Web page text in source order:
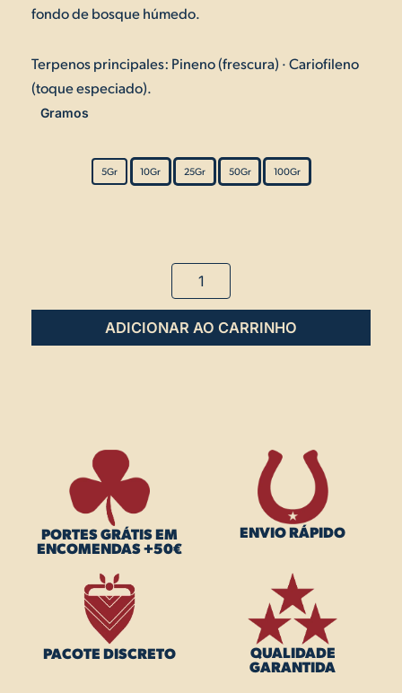
through
fondo de bosque húmedo.
Terpenos principales: Pineno (frescura) · Cariofileno
(toque especiado).
Gramos
5Gr 10Gr 25Gr 50Gr 100Gr
Cogollos
BZ1
ADICIONAR
PORTES GRÁTIS EM
ENCOMENDAS +50€
ENVIO RÁPIDO
PACOTE DISCRETO QUALIDADE
GARANTIDA